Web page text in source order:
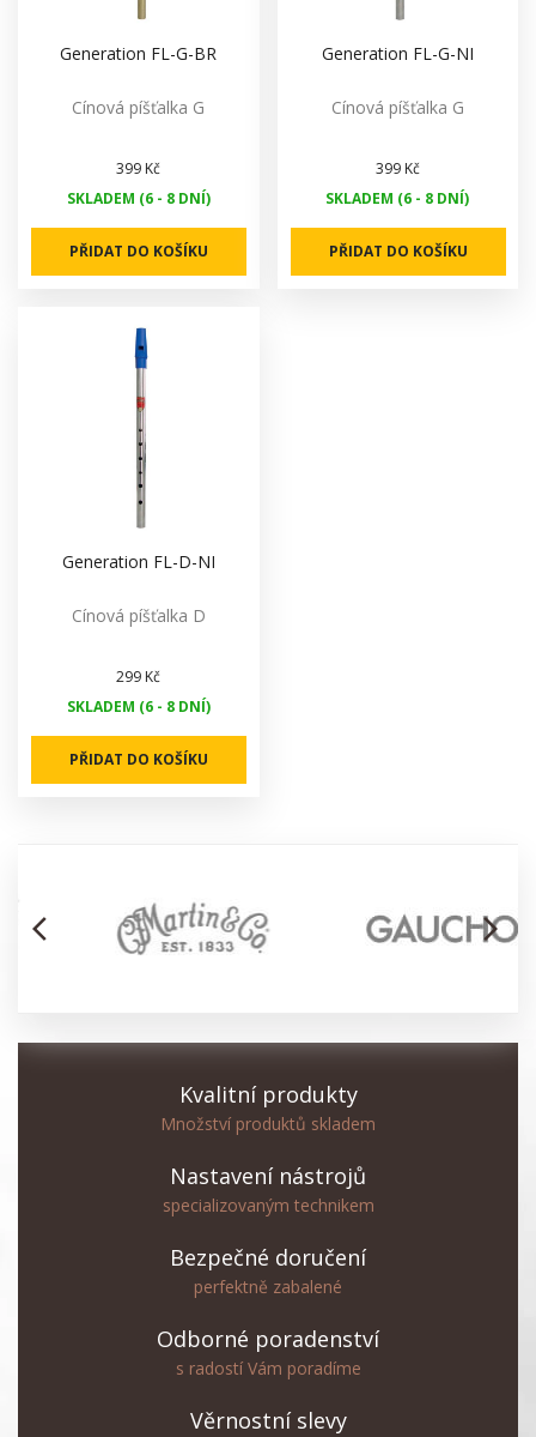
Generation FL-G-BR
Cínová píšťalka G
399 Kč
SKLADEM (6 - 8 DNÍ)
PŘIDAT DO KOŠÍKU
Generation FL-G-NI
Cínová píšťalka G
399 Kč
SKLADEM (6 - 8 DNÍ)
PŘIDAT DO KOŠÍKU
Generation FL-D-NI
Cínová píšťalka D
299 Kč
SKLADEM (6 - 8 DNÍ)
PŘIDAT DO KOŠÍKU
arrow_back_ios arrow_forward_ios
Kvalitní produkty
Množství produktů skladem
Nastavení nástrojů
specializovaným technikem
Bezpečné doručení
perfektně zabalené
Odborné poradenství
s radostí Vám poradíme
Věrnostní slevy